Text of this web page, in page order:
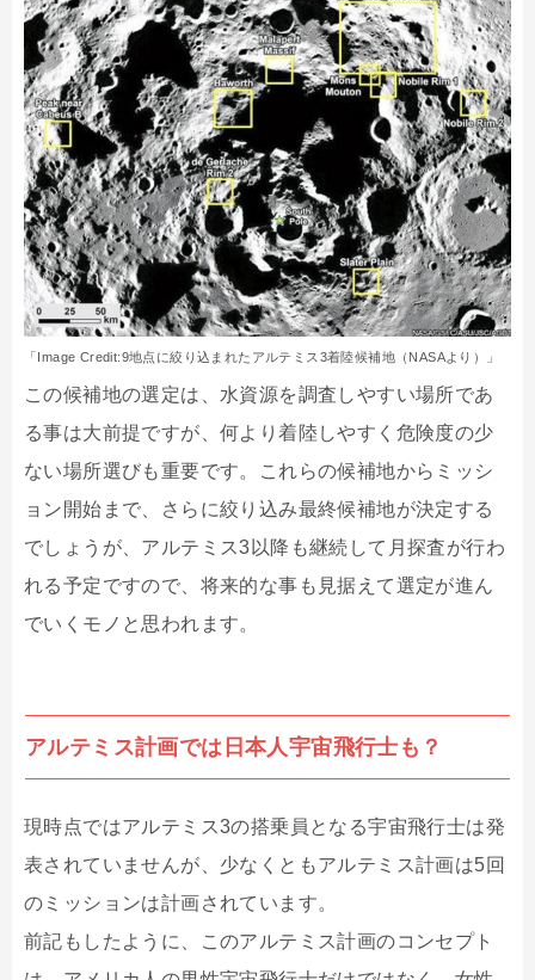
「Image Credit:9地点に絞り込まれたアルテミス3着陸候補地（NASAより）」
この候補地の選定は、水資源を調査しやすい場所であ
る事は大前提ですが、何より着陸しやすく危険度の少
ない場所選びも重要です。これらの候補地からミッシ
ョン開始まで、さらに絞り込み最終候補地が決定する
でしょうが、アルテミス3以降も継続して月探査が行わ
れる予定ですので、将来的な事も見据えて選定が進ん
でいくモノと思われます。
アルテミス計画では日本人宇宙飛行士も？
現時点ではアルテミス3の搭乗員となる宇宙飛行士は発
表されていませんが、少なくともアルテミス計画は5回
のミッションは計画されています。
前記もしたように、このアルテミス計画のコンセプト